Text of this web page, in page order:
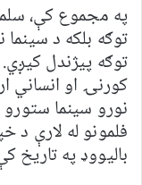
په مجموع کې،
توګه بلکه د
توګه پیژندل
کورنۍ او
نورو سینما
فلمونو له لارې د
بالیووډ په